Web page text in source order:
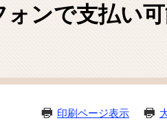
ム
ンで支払い
印刷ページ表示